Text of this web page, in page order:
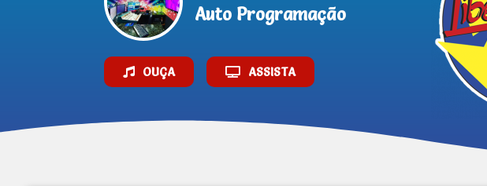
Auto Programação
OUÇA ASSISTA